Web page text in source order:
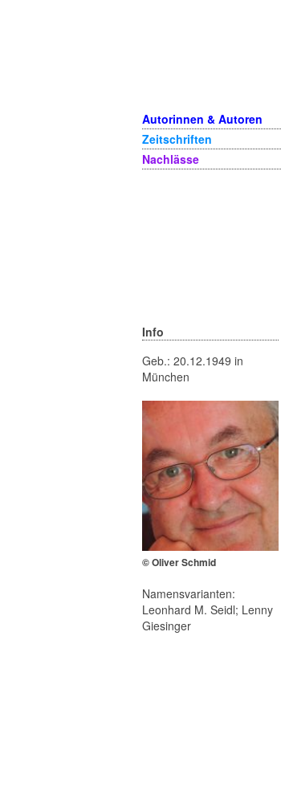
Autorinnen & Autoren
Zeitschriften
Nachlässe
Info
Geb.: 20.12.1949 in
München
© Oliver Schmid
Namensvarianten:
Leonhard M. Seidl; Lenny
Giesinger